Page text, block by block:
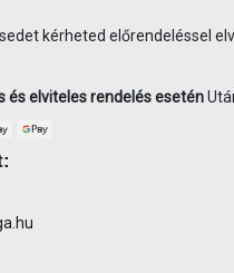
kérheted előrendeléssel
és elviteles rendelés esetén